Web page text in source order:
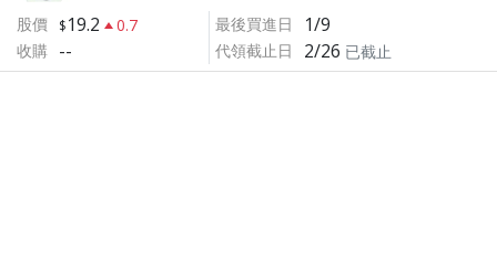
股價
19.2
0.7
收購 --
最後買進日 1/9
代領截止日 2/26 已截止